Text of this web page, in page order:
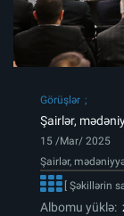
Görüşlər
Şairlər,
15 /Mar/ 2025
Şairlər,
[ Şəkillərin
Albomu yüklə: